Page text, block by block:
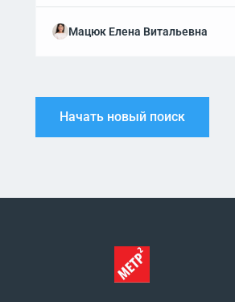
Мацюк Елена Витальевна
Начать новый поиск